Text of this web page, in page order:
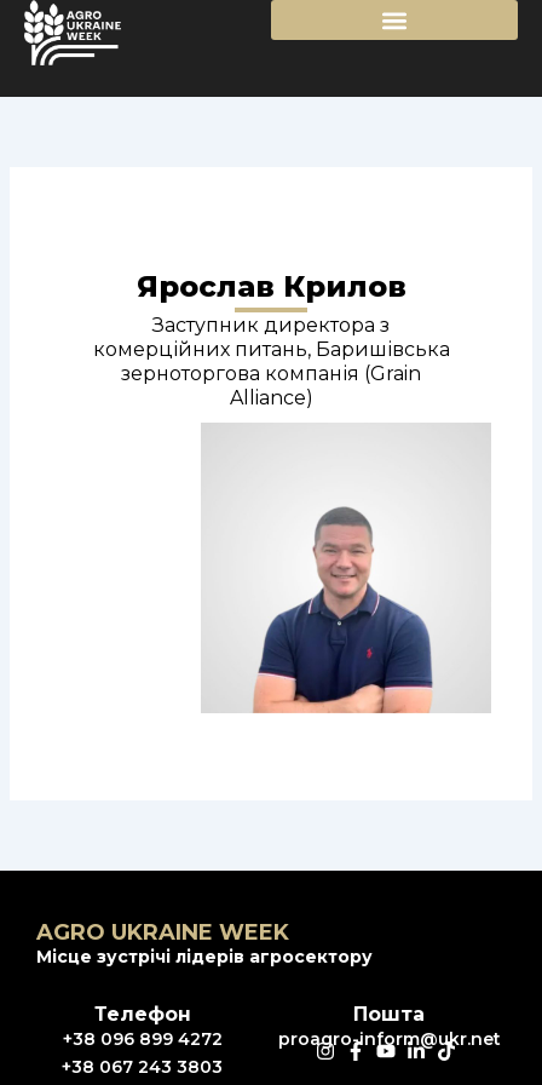
Перейти
вмісту
Ярослав Крилов
Заступник директора з
комерційних питань, Баришівська
зерноторгова компанія (Grain
Alliance)
AGRO UKRAINE WEEK
Місце зустрічі лідерів агросектору
Телефон
+38 096 899 4272
+38 067 243 3803
Пошта
proagro-inform@ukr.net